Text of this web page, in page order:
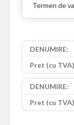
Termen de